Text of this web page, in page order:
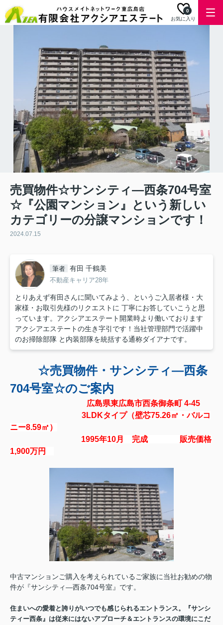
お気に入り
0
売買物件☆サンシティ―西条704号室
☆『公園マンション』という新しい
カテゴリーの分譲マンションです！
2024.07.15
筆者 有田 千鶴美
不動産キャリア28年
とりあえず有田さんに聞いてみよう、というご入居者様・大
家様・お取引先様のリクエストに 丁寧にお答していこうと思
っています。アクシアエステート開業時より働いております
アクシアエステートの生き字引です！当社管理部門で活躍中
のお掃除部隊 と内装部隊を統括する通称ダイアナです。
☆売買物件・サンシティ―西条
704号室☆のご案内
広島県東広島市西条御条町 4-45
3LDKタイプ（壁芯75.26㎡・バルコ
ニー8.59㎡）
1995年10月 完成 販売価格
1,900万円
中古マンションご購入を考えられているご家族に当社お勧めの物
件が『サンシティ―西条704号室』です。
住まいへの愛着と誇りがいつでも感じられるエントランス。『サンシ
ティー西条』は従来にはないアプローチ＆エントランスの環境にこだ